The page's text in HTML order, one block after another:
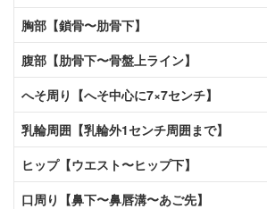
胸部【鎖骨〜肋骨下】
腹部【肋骨下〜骨盤上ライン】
へそ周り【へそ中心に7×7センチ】
乳輪周囲【乳輪外1センチ周囲まで】
ヒップ【ウエスト〜ヒップ下】
口周り【鼻下〜鼻唇溝〜あご先】